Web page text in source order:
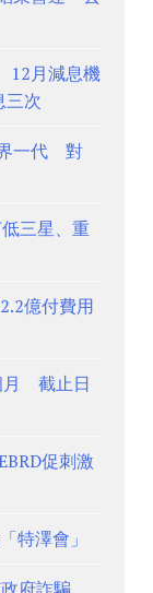
12月減息機
三次
一代 對
三星、重
億付費用
月 截止日
促刺激
特澤會」